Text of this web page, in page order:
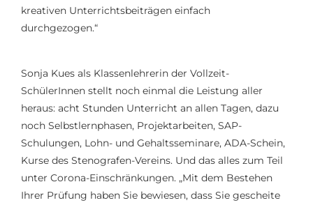
kreativen Unterrichtsbeiträgen einfach
durchgezogen.“
Sonja Kues als Klassenlehrerin der Vollzeit-
SchülerInnen stellt noch einmal die Leistung aller
heraus: acht Stunden Unterricht an allen Tagen, dazu
noch Selbstlernphasen, Projektarbeiten, SAP-
Schulungen, Lohn- und Gehaltsseminare, ADA-Schein,
Kurse des Stenografen-Vereins. Und das alles zum Teil
unter Corona-Einschränkungen. „Mit dem Bestehen
Ihrer Prüfung haben Sie bewiesen, dass Sie gescheite